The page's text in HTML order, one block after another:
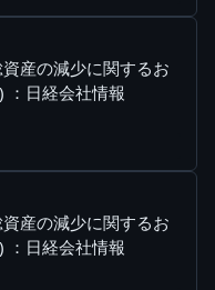
産の減少に関するお
：日経会社情報
産の減少に関するお
：日経会社情報